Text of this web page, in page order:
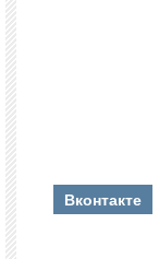
Вконтакте